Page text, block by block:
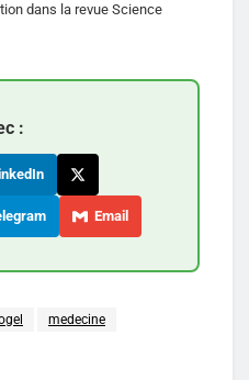
dans la revue Science
:
Email
medecine